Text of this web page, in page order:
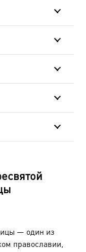
— один из
православии,